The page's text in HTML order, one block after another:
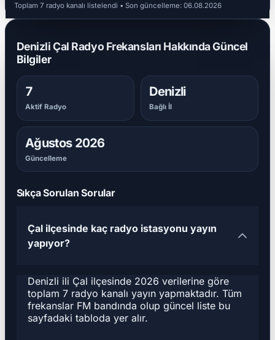
Toplam 7 radyo kanalı listelendi • Son güncelleme:06.08.2026
Denizli Çal Radyo Frekansları Hakkında Güncel
Bilgiler
7
Aktif Radyo
Denizli
Bağlı İl
Ağustos 2026
Güncelleme
Sıkça Sorulan Sorular
Çal ilçesinde kaç radyo istasyonu yayın
yapıyor?
Denizli ili Çal ilçesinde 2026 verilerine göre
toplam 7 radyo kanalı yayın yapmaktadır. Tüm
frekanslar FM bandında olup güncel liste bu
sayfadaki tabloda yer alır.